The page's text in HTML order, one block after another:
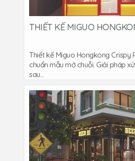
THIẾT KẾ MIGUO
Thiết kế Miguo Hongkong Crispy
chuẩn mẫu mở chuỗi. Giải pháp
sau...